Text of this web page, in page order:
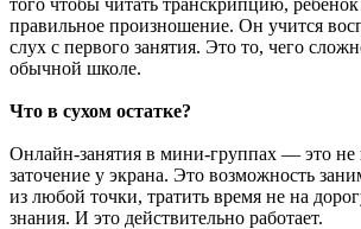
правильное произношение. Он учится
слух с первого занятия. Это то, чего
обычной школе.
Что в сухом остатке?
Онлайн-занятия в мини-группах — это
заточение у экрана. Это возможность
из любой точки, тратить время не на
знания. И это действительно работает.